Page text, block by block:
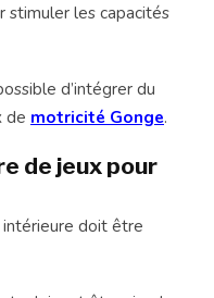
stimuler les capacités
d’intégrer du
de motricité Gonge.
de jeux pour
intérieure doit être